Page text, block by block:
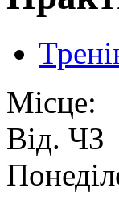
Місце:
Від. ЧЗ